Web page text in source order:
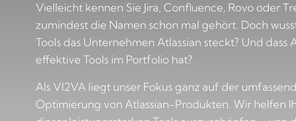
Vielleicht kennen Sie Jira, Confluence, Rovo oder
zumindest die Namen schon mal gehört. Doch
Tools das Unternehmen Atlassian steckt? Und dass
effektive Tools im Portfolio hat?
Als VI2VA liegt unser Fokus ganz auf der
Optimierung von Atlassian-Produkten. Wir helfen